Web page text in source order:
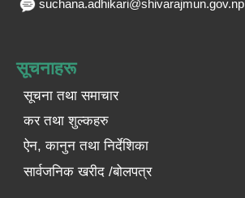
suchana.adhikari@shivarajmun.gov.np
सूचनाहरू
सूचना तथा समाचार
कर तथा शुल्कहरु
ऐन, कानुन तथा निर्देशिका
सार्वजनिक खरीद /बोलपत्र